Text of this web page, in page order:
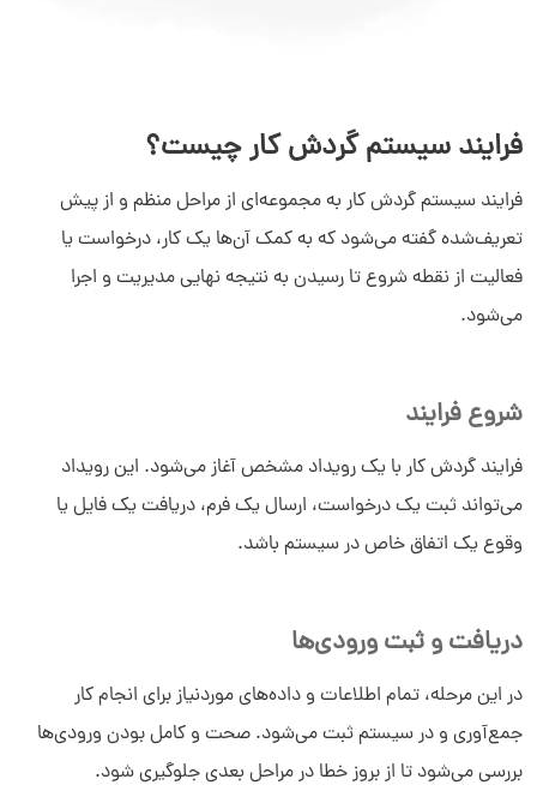
فرایند سیستم گردش کار چیست؟
فرایند سیستم گردش کار به مجموعه‌ای از مراحل منظم و از پیش
تعریف‌شده گفته می‌شود که به کمک آن‌ها یک کار، درخواست یا
فعالیت از نقطه شروع تا رسیدن به نتیجه نهایی مدیریت و اجرا
می‌شود.
شروع فرایند
فرایند گردش کار با یک رویداد مشخص آغاز می‌شود. این رویداد
می‌تواند ثبت یک درخواست، ارسال یک فرم، دریافت یک فایل یا
وقوع یک اتفاق خاص در سیستم باشد.
دریافت و ثبت ورودی‌ها
در این مرحله، تمام اطلاعات و داده‌های موردنیاز برای انجام کار
جمع‌آوری و در سیستم ثبت می‌شود. صحت و کامل بودن ورودی‌ها
بررسی می‌شود تا از بروز خطا در مراحل بعدی جلوگیری شود.